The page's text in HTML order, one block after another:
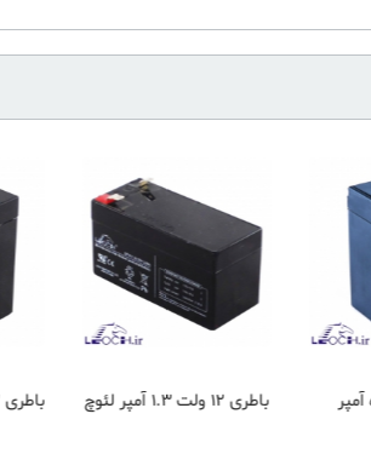
باطری 6 ولت 10 آمپر